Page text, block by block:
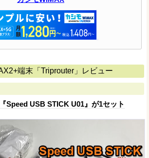
端末「Triprouter」レビュー
Speed USB STICK U01』が1セット